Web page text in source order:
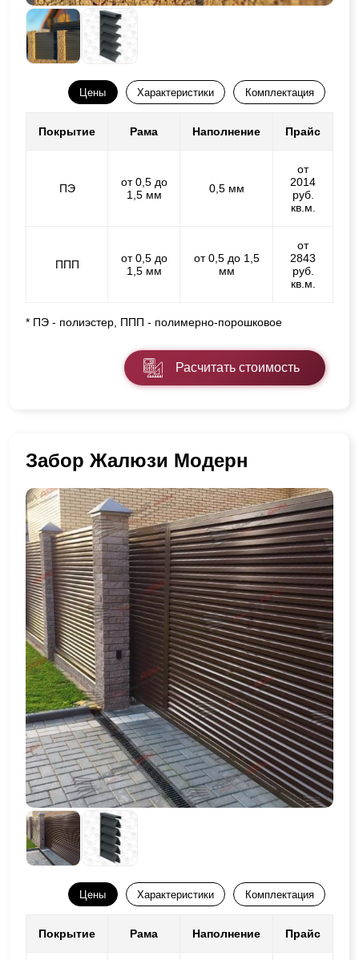
Цены Характеристики Комплектация
Покрытие Рама Наполнение Прайс
ПЭ
от 0,5 до
1,5 мм
0,5 мм
от
2014
руб.
кв.м.
ППП
от 0,5 до
1,5 мм
от 0,5 до 1,5
мм
от
2843
руб.
кв.м.
* ПЭ - полиэстер, ППП - полимерно-порошковое
Расчитать стоимость
Забор Жалюзи Модерн
Цены Характеристики Комплектация
Покрытие Рама Наполнение Прайс